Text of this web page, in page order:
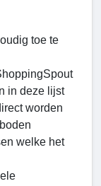
toe te
in deze lijst
worden
welke het